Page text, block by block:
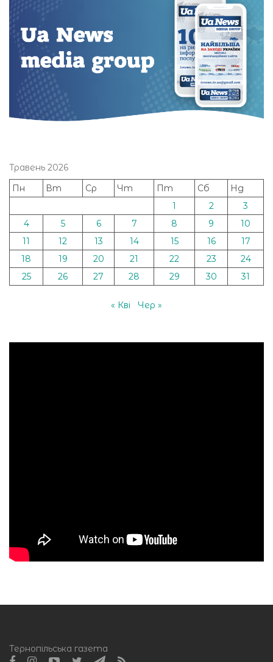
Травень 2026
Пн
Вт Ср Чт Пт Сб
Нд
1
2
3
4
5 6 7 8 9
10
11
12 13 14 15 16
17
18
19 20 21 22 23
24
25
26 27 28 29 30 31
« Кві Чер »
Тернопільська газета